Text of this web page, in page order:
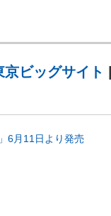
京ビッグサイト
6月11日より発売